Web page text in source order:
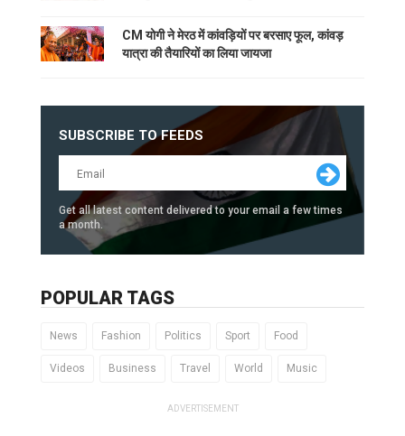
CM योगी ने मेरठ में कांवड़ियों पर बरसाए फूल, कांवड़
यात्रा की तैयारियों का लिया जायजा
SUBSCRIBE TO FEEDS
Get all latest content delivered to your email a few times
a month.
POPULAR TAGS
News Fashion Politics Sport Food
Videos Business Travel World Music
ADVERTISEMENT